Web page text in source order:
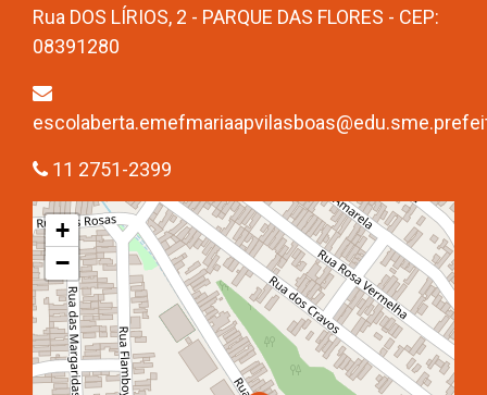
Rua DOS LÍRIOS, 2 - PARQUE DAS FLORES - CEP:
08391280
11 2751-2399
+
−